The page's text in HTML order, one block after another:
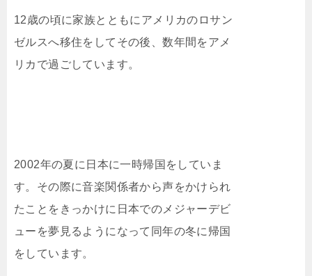
12歳の頃に家族とともにアメリカのロサン
ゼルスへ移住をしてその後、数年間をアメ
リカで過ごしています。
2002年の夏に日本に一時帰国をしていま
す。その際に音楽関係者から声をかけられ
たことをきっかけに日本でのメジャーデビ
ューを夢見るようになって同年の冬に帰国
をしています。